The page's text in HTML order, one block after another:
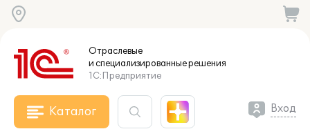
Отраслевые
и специализированныерешения
1С:Предприятие
Каталог Вход